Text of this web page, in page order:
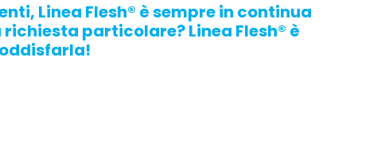
Linea Flesh® è sempre in continua
particolare? Linea Flesh® è